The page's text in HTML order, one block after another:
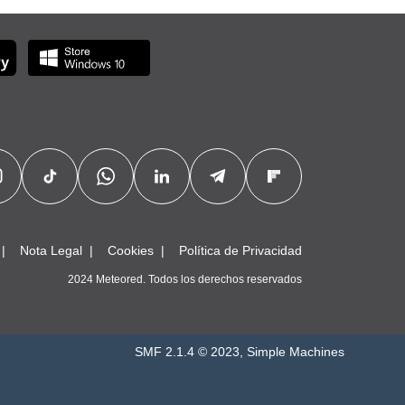
Nota Legal Cookies Política de Privacidad
2024 Meteored. Todos los derechos reservados
SMF 2.1.4 © 2023, Simple Machines